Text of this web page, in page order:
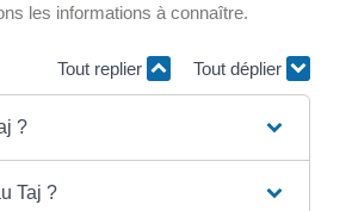
les informations à connaître.
Tout replier Tout déplier
?
Taj ?